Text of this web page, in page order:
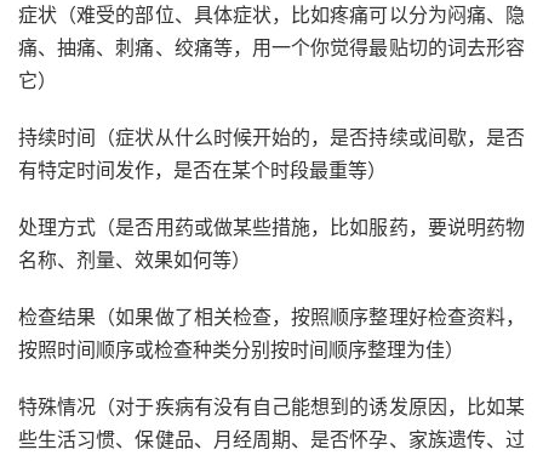
症状（难受的部位、具体症状，比如疼痛可以分为闷痛、隐
痛、抽痛、刺痛、绞痛等，用一个你觉得最贴切的词去形容
它）
持续时间（症状从什么时候开始的，是否持续或间歇，是否
有特定时间发作，是否在某个时段最重等）
处理方式（是否用药或做某些措施，比如服药，要说明药物
名称、剂量、效果如何等）
检查结果（如果做了相关检查，按照顺序整理好检查资料，
按照时间顺序或检查种类分别按时间顺序整理为佳）
特殊情况（对于疾病有没有自己能想到的诱发原因，比如某
些生活习惯、保健品、月经周期、是否怀孕、家族遗传、过